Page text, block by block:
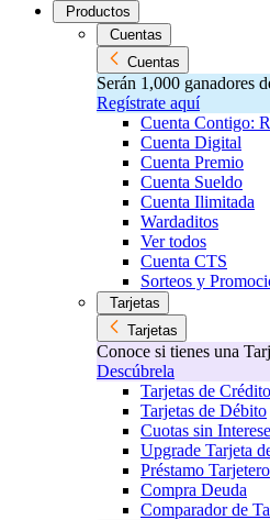
Productos
Cuentas
Cuentas
Serán 1,000 ganadores
Regístrate aquí
Cuenta Contigo:
Cuenta Digital
Cuenta Premio
Cuenta Sueldo
Cuenta Ilimitada
Wardaditos
Ver todos
Cuenta CTS
Sorteos y
Tarjetas
Tarjetas
Conoce si tienes una
Descúbrela
Tarjetas de Crédito
Tarjetas de Débito
Cuotas sin
Upgrade Tarjeta
Préstamo Tarjetero
Compra Deuda
Comparador de